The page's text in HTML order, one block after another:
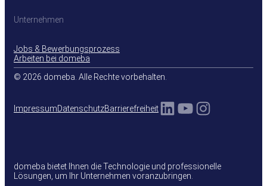
Unternehmen
Jobs & Bewerbungsprozess
Arbeiten bei domeba
© 2026 domeba. Alle Rechte vorbehalten.
ImpressumDatenschutzBarrierefreiheitLinkedIn
YouTube
domeba bietet Ihnen die Technologie und professionelle
Lösungen, um Ihr Unternehmen voranzubringen.